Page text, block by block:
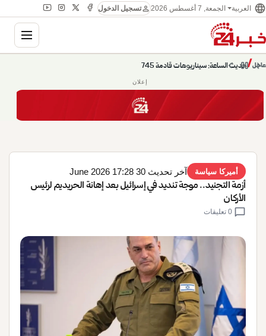
language العربية الجمعة, 7 أغسطس 2026 personتسجيل الدخول
عاجل/حديث الساعة: سيناريوهات قادمة 745 chevron_right
pause
chevron_left
إعلان
أميركا سياسة آخر تحديث 30 June 2026 17:28
أزمة التجنيد.. موجة تنديد في إسرائيل بعد إهانة الحريديم لرئيس
الأركان
chat_bubble